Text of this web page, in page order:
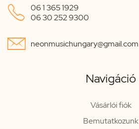
 06 1 365 1929
06 30 252 9300
 neonmusichungary@gmail.com
Navigáció
Vásárlói fiók
Bemutatkozunk